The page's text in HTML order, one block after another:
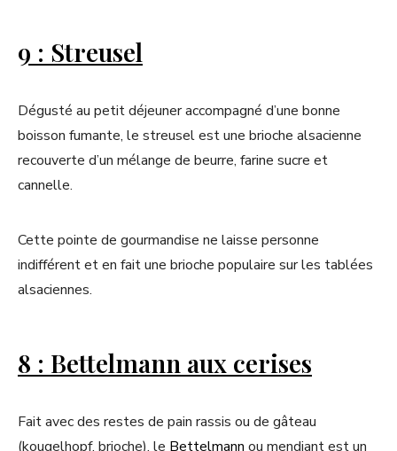
9 : Streusel
Dégusté au petit déjeuner accompagné d’une bonne
boisson fumante, le streusel est une brioche alsacienne
recouverte d’un mélange de beurre, farine sucre et
cannelle.
Cette pointe de gourmandise ne laisse personne
indifférent et en fait une brioche populaire sur les tablées
alsaciennes.
8 : Bettelmann aux cerises
Fait avec des restes de pain rassis ou de gâteau
(kougelhopf, brioche), le Bettelmann ou mendiant est un